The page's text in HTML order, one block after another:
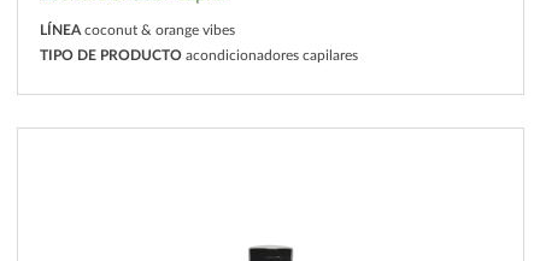
LÍNEA coconut & orange vibes
TIPO DE PRODUCTO acondicionadores capilares